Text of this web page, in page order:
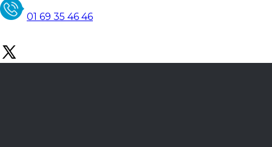
01 69 35 46 46